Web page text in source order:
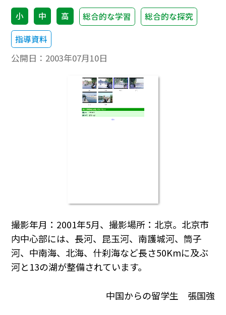
小 中 高 総合的な学習
総合的な探究
指導資料
公開日： 2003年07月10日
撮影年月：2001年5月、撮影場所：北京。北京市
内中心部には、長河、昆玉河、南護城河、筒子
河、中南海、北海、什刹海など長さ50Kmに及ぶ
河と13の湖が整備されています。
中国からの留学生 張国強